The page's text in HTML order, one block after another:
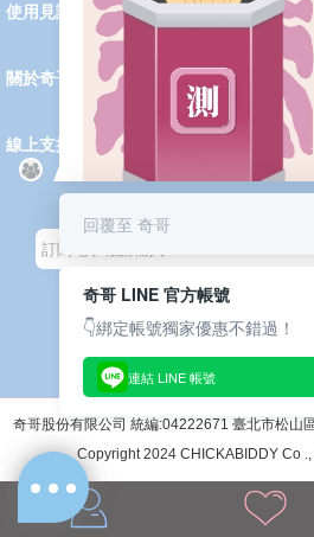
使用見證 線上
媽
關於奇哥
奇哥的故事
育兒資訊站
會員
會
我的
訂單
紅利
修
活動
線上支援
購買說明
常見問題
隱私權聲明
保固卡登錄
保固查詢
週一至週五(上班日)
9:30~12:00 13:00~17:00
●中午12:00-13:00休息●
奇哥股份有限公司 統編:04222671 臺北市松山
Copyright 2024 CHICKABIDDY Co
一支籤，領取今日的小確幸與
驚喜 ！
回覆至 奇哥
奇哥 LINE 官方帳號
👇綁定帳號獨家優惠不錯過！
連結 LINE 帳號